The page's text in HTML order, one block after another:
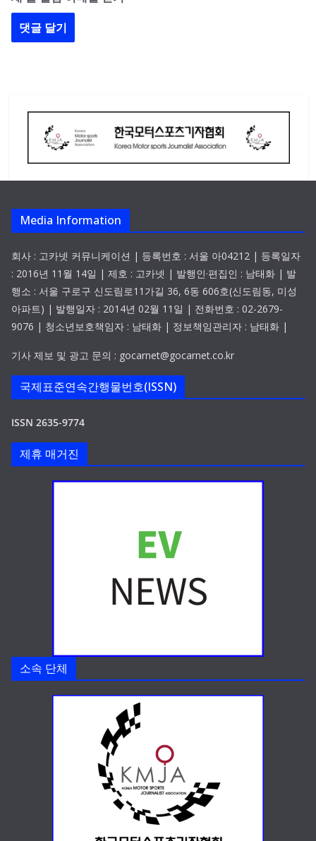
Media Information
회사 : 고카넷 커뮤니케이션 | 등록번호 : 서울 아04212 | 등록일자
: 2016년 11월 14일 | 제호 : 고카넷 | 발행인·편집인 : 남태화 | 발
행소 : 서울 구로구 신도림로11가길 36, 6동 606호(신도림동, 미성
아파트) | 발행일자 : 2014년 02월 11일 | 전화번호 : 02-2679-
9076 | 청소년보호책임자 : 남태화 | 정보책임관리자 : 남태화 |
기사 제보 및 광고 문의 : gocarnet@gocarnet.co.kr
국제표준연속간행물번호(ISSN)
ISSN 2635-9774
제휴 매거진
소속 단체